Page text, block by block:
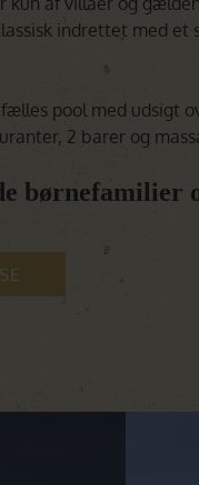
indrettet med et
pool med udsigt
2 barer og
børnefamilier